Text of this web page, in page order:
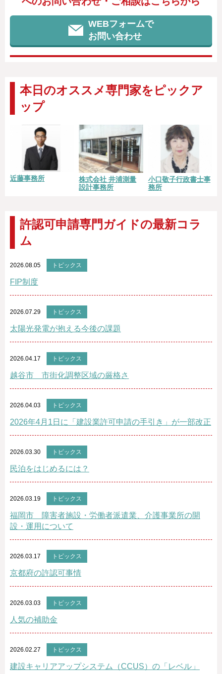
WEBフォームで
お問い合わせ
本日のオススメ専門家をピックア
ップ
近藤事務所
株式会社 井浦測量
設計事務所
小口敬子行政書士事
務所
許認可申請専門ガイドの最新コラ
ム
2026.08.05 トピックス
FIP制度
2026.07.29 トピックス
太陽光発電が抱える今後の課題
2026.04.17 トピックス
越谷市 市街化調整区域の厳格さ
2026.04.03 トピックス
2026年4月1日に「建設業許可申請の手引き」が一部改正
2026.03.30 トピックス
民泊をはじめるには？
2026.03.19 トピックス
福岡市 障害者施設・労働者派遣業、介護事業所の開
設・運用について
2026.03.17 トピックス
京都府の許認可事情
2026.03.03 トピックス
人気の補助金
2026.02.27 トピックス
建設キャリアアップシステム（CCUS）の「レベル」